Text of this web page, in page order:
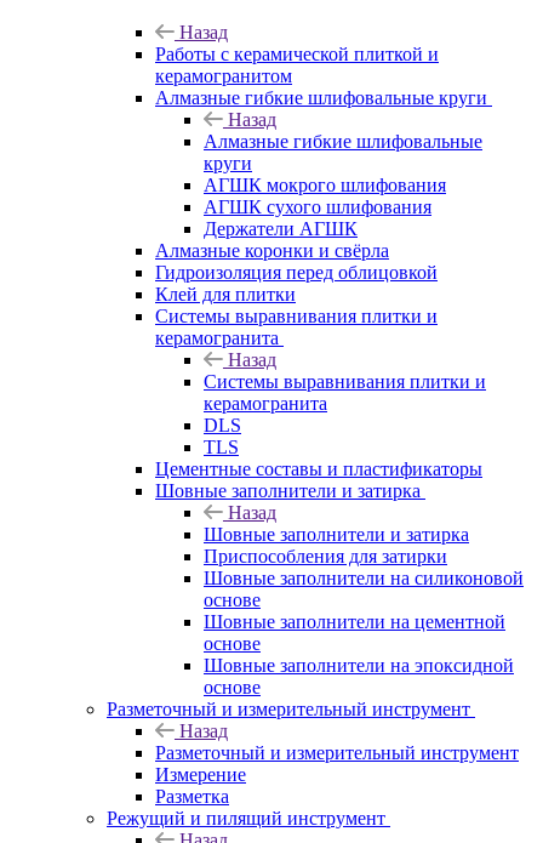
Назад
Работы с керамической плиткой и
керамогранитом
Алмазные гибкие шлифовальные круги
Назад
Алмазные гибкие шлифовальные
круги
АГШК мокрого шлифования
АГШК сухого шлифования
Держатели АГШК
Алмазные коронки и свёрла
Гидроизоляция перед облицовкой
Клей для плитки
Системы выравнивания плитки и
керамогранита
Назад
Системы выравнивания плитки и
керамогранита
DLS
TLS
Цементные составы и пластификаторы
Шовные заполнители и затирка
Назад
Шовные заполнители и затирка
Приспособления для затирки
Шовные заполнители на силиконовой
основе
Шовные заполнители на цементной
основе
Шовные заполнители на эпоксидной
основе
Разметочный и измерительный инструмент
Назад
Разметочный и измерительный инструмент
Измерение
Разметка
Режущий и пилящий инструмент